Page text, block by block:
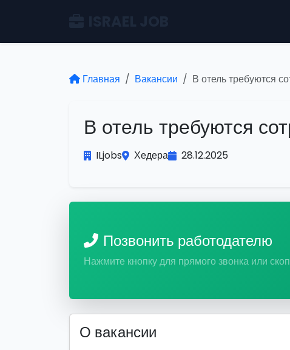
Главная Вакансии В отель требуются
В отель требуются
ILjobs Хедера 28.12.2025
Позвонить работодателю
Нажмите кнопку для прямого звонка или
О вакансии